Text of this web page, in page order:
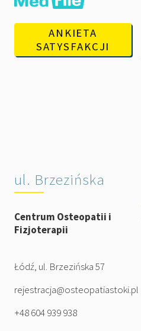
ANKIETA
SATYSFAKCJI
ul. Brzezińska
Centrum Osteopatii i
Fizjoterapii
Łódź, ul. Brzezińska 57
rejestracja@osteopatiastoki.pl
+48 604 939 938